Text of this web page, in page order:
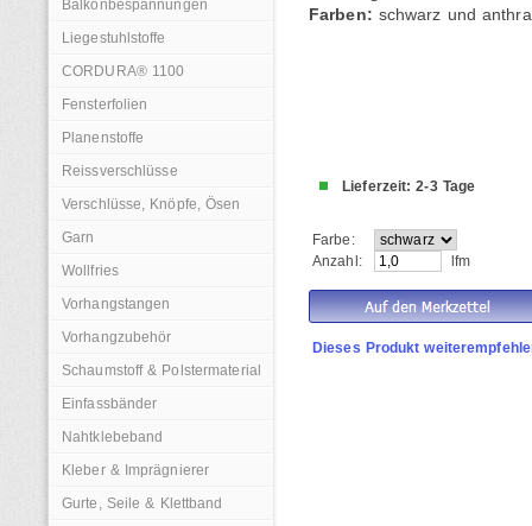
Balkonbespannungen
Liegestuhlstoffe
CORDURA® 1100
Fensterfolien
Planenstoffe
Reissverschlüsse
Verschlüsse, Knöpfe, Ösen
Garn
Wollfries
Vorhangstangen
Vorhangzubehör
Schaumstoff & Polstermaterial
Einfassbänder
Nahtklebeband
Kleber & Imprägnierer
Gurte, Seile & Klettband
Farben: schwarz und
Lieferzeit: 2-3 Tage
Farbe:
Anzahl:
lfm
Dieses Produkt